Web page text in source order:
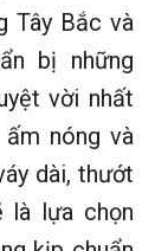
Tây Bắc và
bị những
vời nhất
nóng và
dài, thướt
là lựa chọn